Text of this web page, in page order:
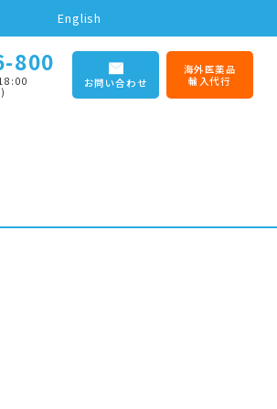
English
800
お問い合わせ
海外医薬品
輸入代行